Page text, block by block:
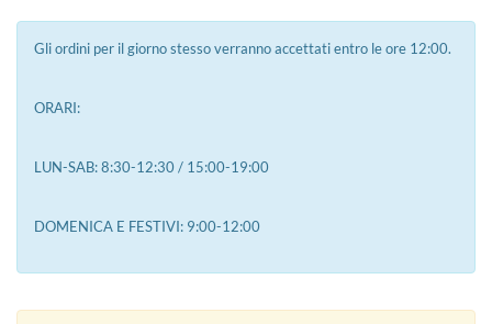
Gli ordini per il giorno stesso verranno accettati entro le ore 12:00.
ORARI:
LUN-SAB: 8:30-12:30 / 15:00-19:00
DOMENICA E FESTIVI: 9:00-12:00